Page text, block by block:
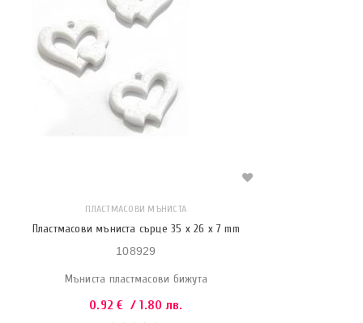
ПЛАСТМАСОВИ МЪНИСТА
Пластмасови мъниста сърце 35 x 26 x 7 mm
108929
Мъниста пластмасови бижута
0.92€ / 1.80 лв.